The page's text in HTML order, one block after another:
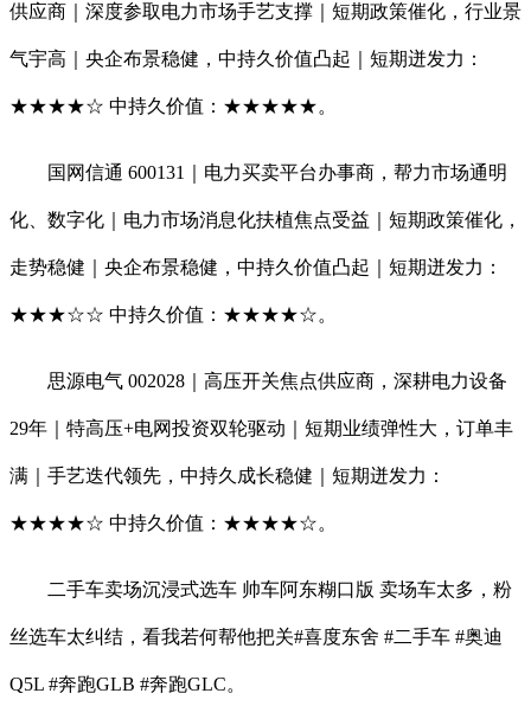
供应商｜深度参取电力市场手艺支撑｜短期政策催化，行业景
气宇高｜央企布景稳健，中持久价值凸起｜短期迸发力：
★★★★☆ 中持久价值：★★★★★。
国网信通 600131｜电力买卖平台办事商，帮力市场通明
化、数字化｜电力市场消息化扶植焦点受益｜短期政策催化，
走势稳健｜央企布景稳健，中持久价值凸起｜短期迸发力：
★★★☆☆ 中持久价值：★★★★☆。
思源电气 002028｜高压开关焦点供应商，深耕电力设备
29年｜特高压+电网投资双轮驱动｜短期业绩弹性大，订单丰
满｜手艺迭代领先，中持久成长稳健｜短期迸发力：
★★★★☆ 中持久价值：★★★★☆。
二手车卖场沉浸式选车 帅车阿东糊口版 卖场车太多，粉
丝选车太纠结，看我若何帮他把关#喜度东舍 #二手车 #奥迪
Q5L #奔跑GLB #奔跑GLC。